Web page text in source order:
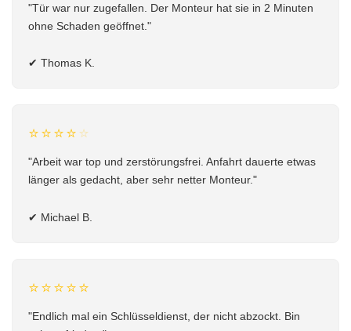
"Tür war nur zugefallen. Der Monteur hat sie in 2 Minuten
ohne Schaden geöffnet."
✔ Thomas K.
⭐⭐⭐⭐⭐
"Arbeit war top und zerstörungsfrei. Anfahrt dauerte etwas
länger als gedacht, aber sehr netter Monteur."
✔ Michael B.
⭐⭐⭐⭐⭐
"Endlich mal ein Schlüsseldienst, der nicht abzockt. Bin